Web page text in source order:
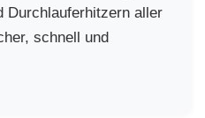
Durchlauferhitzern aller
schnell und